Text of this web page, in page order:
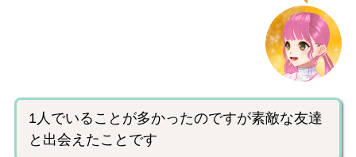
1人でいることが多かったのですが素敵な友達
と出会えたことです